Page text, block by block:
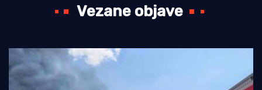
Vezane objave